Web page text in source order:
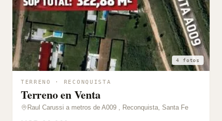
4 fotos
TERRENO · RECONQUISTA
Terreno en Venta
Raul Carussi a metros de A009 , Reconquista, Santa Fe